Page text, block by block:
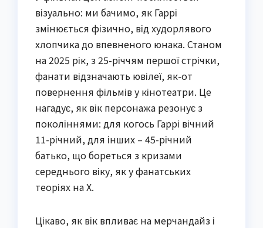
візуально: ми бачимо, як Гаррі
змінюється фізично, від худорлявого
хлопчика до впевненого юнака. Станом
на 2025 рік, з 25-річчям першої стрічки,
фанати відзначають ювілеї, як-от
повернення фільмів у кінотеатри. Це
нагадує, як вік персонажа резонує з
поколіннями: для когось Гаррі вічний
11-річний, для інших – 45-річний
батько, що бореться з кризами
середнього віку, як у фанатських
теоріях на X.
Цікаво, як вік впливає на мерчандайз і